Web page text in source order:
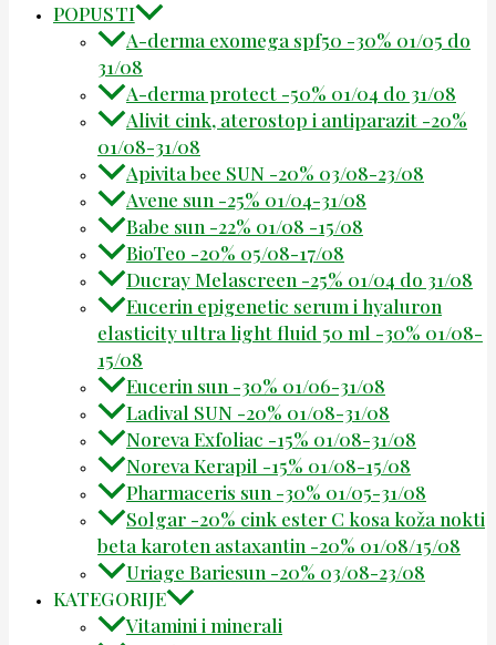
POPUSTI
A-derma exomega spf50 -30% 01/05 do
31/08
A-derma protect -50% 01/04 do 31/08
Alivit cink, aterostop i antiparazit -20%
01/08-31/08
Apivita bee SUN -20% 03/08-23/08
Avene sun -25% 01/04-31/08
Babe sun -22% 01/08 -15/08
BioTeo -20% 05/08-17/08
Ducray Melascreen -25% 01/04 do 31/08
Eucerin epigenetic serum i hyaluron
elasticity ultra light fluid 50 ml -30% 01/08-
15/08
Eucerin sun -30% 01/06-31/08
Ladival SUN -20% 01/08-31/08
Noreva Exfoliac -15% 01/08-31/08
Noreva Kerapil -15% 01/08-15/08
Pharmaceris sun -30% 01/05-31/08
Solgar -20% cink ester C kosa koža nokti
beta karoten astaxantin -20% 01/08/15/08
Uriage Bariesun -20% 03/08-23/08
KATEGORIJE
Vitamini i minerali